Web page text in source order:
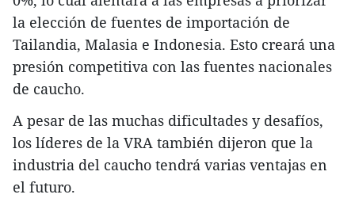
la elección de fuentes de importación de
Tailandia, Malasia e Indonesia. Esto creará una
presión competitiva con las fuentes nacionales
de caucho.
A pesar de las muchas dificultades y desafíos,
los líderes de la VRA también dijeron que la
industria del caucho tendrá varias ventajas en
el futuro.